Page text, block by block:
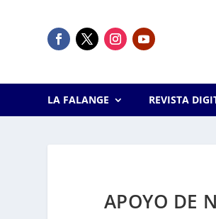
LA FALANGE REVISTA
APOYO DE